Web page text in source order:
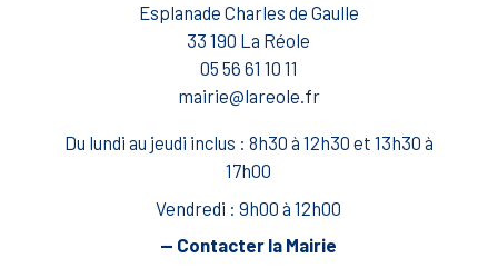
Esplanade Charles de Gaulle
33 190 La Réole
05 56 61 10 11
mairie@lareole.fr
Du lundi au jeudi inclus : 8h30 à 12h30 et 13h30 à
17h00
Vendredi : 9h00 à 12h00
— Contacter la Mairie